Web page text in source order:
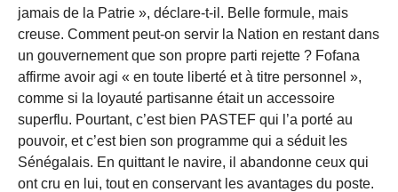
jamais de la Patrie », déclare-t-il. Belle formule, mais
creuse. Comment peut-on servir la Nation en restant dans
un gouvernement que son propre parti rejette ? Fofana
affirme avoir agi « en toute liberté et à titre personnel »,
comme si la loyauté partisanne était un accessoire
superflu. Pourtant, c’est bien PASTEF qui l’a porté au
pouvoir, et c’est bien son programme qui a séduit les
Sénégalais. En quittant le navire, il abandonne ceux qui
ont cru en lui, tout en conservant les avantages du poste.